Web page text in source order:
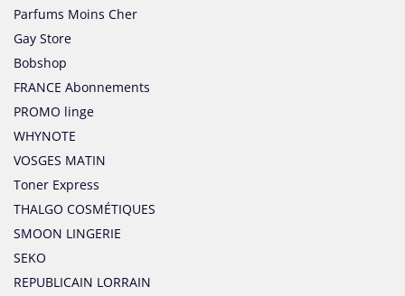
Parfums Moins Cher
Gay Store
Bobshop
FRANCE Abonnements
PROMO linge
WHYNOTE
VOSGES MATIN
Toner Express
THALGO COSMÉTIQUES
SMOON LINGERIE
SEKO
REPUBLICAIN LORRAIN